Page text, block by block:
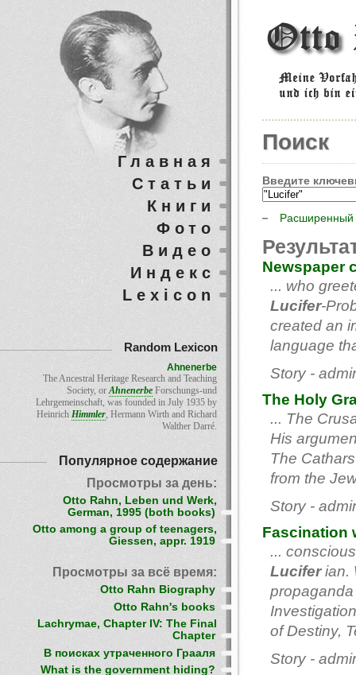
Поиск
Введите
Расширенный
Newspaper
... who
Lucifer-
created an
language
Story -
The Holy
... The
His
The
from the
Story -
Fascination
...
Luciferian.
of Destiny,
Story -
Главная
Статьи
Книги
Фото
Видео
Индекс
Lexicon
Random Lexicon
Ahnenerbe
The Ancestral Heritage Research and Teaching
Society, orAhnenerbe Forschungs-und
Lehrgemeinschaft, was founded in July 1935 by
Heinrich Himmler, Hermann Wirth and Richard
Walther Darré.
Популярное содержание
Просмотры за день:
Otto Rahn, Leben und Werk,
German, 1995 (both books)
Otto among a group of teenagers,
Giessen, appr. 1919
Просмотры за всё время:
Otto Rahn Biography
Otto Rahn's books
Lachrymae, Chapter IV: The Final
Chapter
В поисках утраченного Грааля
What is the government hiding?